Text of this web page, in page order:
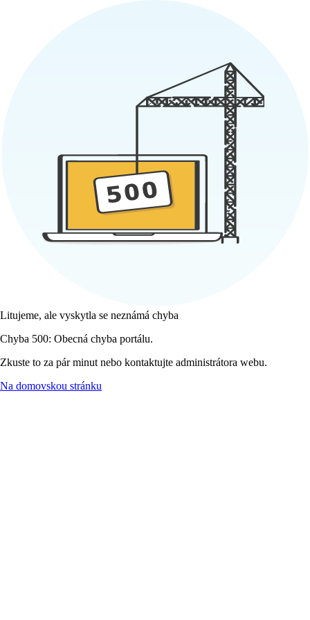
Litujeme, ale vyskytla se neznámá chyba
Chyba 500: Obecná chyba portálu.
Zkuste to za pár minut nebo kontaktujte administrátora webu.
Na domovskou stránku